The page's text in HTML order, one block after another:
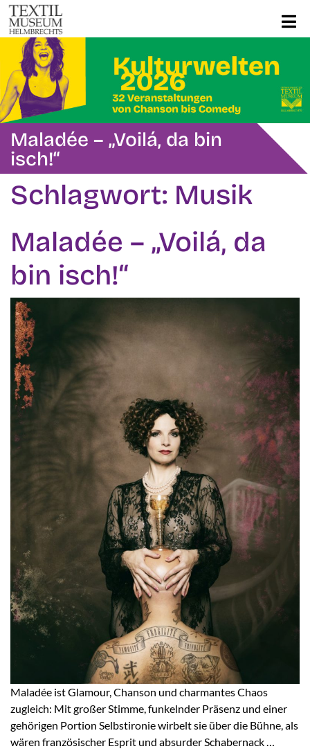
Maladée – „Voilá, da bin
isch!“
Schlagwort: Musik
Maladée – „Voilá, da
bin isch!“
Maladée ist Glamour, Chanson und charmantes Chaos
zugleich: Mit großer Stimme, funkelnder Präsenz und einer
gehörigen Portion Selbstironie wirbelt sie über die Bühne, als
wären französischer Esprit und absurder Schabernack …